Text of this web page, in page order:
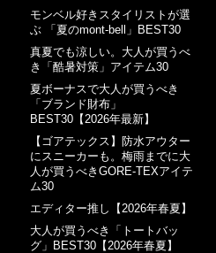
モンベル好きスタイリストが選
ぶ 「夏のmont-bell」BEST30
真夏でも涼しい。大人が買うべ
き「酷暑対策」アイテム30
夏ボーナスで大人が買うべき
「ブランド財布」
BEST30【2026年最新】
【ゴアテックス】防水アウター
にスニーカーも。梅雨までに大
人が買うべきGORE-TEXアイテ
ム30
エディター推し【2026年春夏】
大人が買うべき「トートバッ
グ」BEST30【2026年春夏】